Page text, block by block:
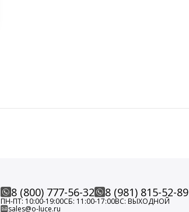
8 (800) 777-56-32 8 (981) 815-52-89
ПН-ПТ: 10:00-19:00СБ: 11:00-17:00ВС: ВЫХОДНОЙ
sales@o-luce.ru